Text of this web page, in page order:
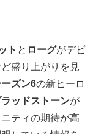
ト と ローグがデビ
盛り上がりを見
ーズン6の新ヒーロ
ッドストーンが
ティの期待が高